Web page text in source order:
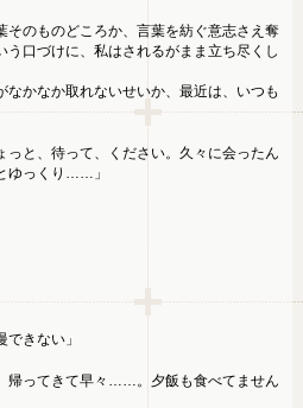
そのものどころか、言葉を紡ぐ意志さえ奪
う口づけに、私はされるがまま立ち尽くし
なかなか取れないせいか、最近は、いつも
っと、待って、ください。久々に会ったん
ゆっくり……」
できない」
帰ってきて早々……。夕飯も食べてません